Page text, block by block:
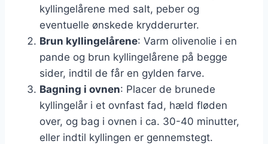
kyllingelårene med salt, peber og
eventuelle ønskede krydderurter.
Brun kyllingelårene: Varm olivenolie i en
pande og brun kyllingelårene på begge
sider, indtil de får en gylden farve.
Bagning i ovnen: Placer de brunede
kyllingelår i et ovnfast fad, hæld fløden
over, og bag i ovnen i ca. 30-40 minutter,
eller indtil kyllingen er gennemstegt.